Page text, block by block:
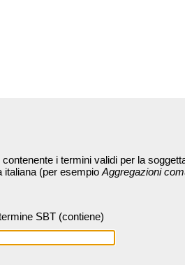
i termini validi per la
italiana (per esempio Aggregazioni
SBT (contiene)